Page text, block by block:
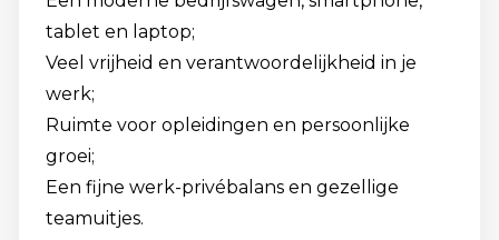
tablet en laptop;
Veel vrijheid en verantwoordelijkheid in je
werk;
Ruimte voor opleidingen en persoonlijke
groei;
Een fijne werk-privébalans en gezellige
teamuitjes.